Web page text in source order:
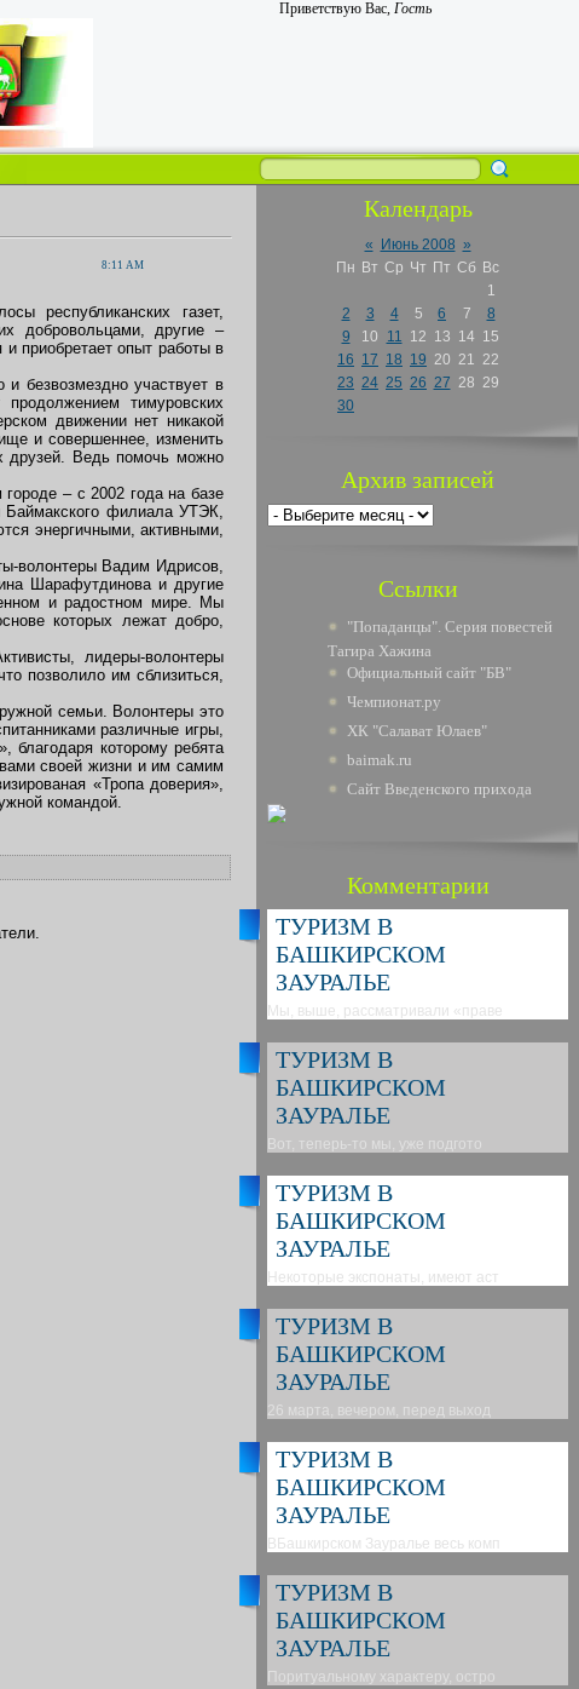
Приветствую Вас, Гость
8:11 AM
республиканских газет,
добровольцами, другие –
приобретает опыт работы в
безвозмездно участвует в
тимуровских
движении нет никакой
и совершеннее, изменить
друзей. Ведь помочь можно
– с 2002 года на базе
филиала УТЭК,
энергичными, активными,
волонтеры Вадим Идрисов,
Шарафутдинова и другие
и радостном мире. Мы
которых лежат добро,
лидеры-волонтеры
позволило им сблизиться,
семьи. Волонтеры это
различные игры,
благодаря которому ребята
своей жизни и им самим
«Тропа доверия»,
командой.
Календарь
« Июнь 2008 »
Пн Вт Ср Чт Пт Сб Вс
1
2
3 4 5 6 7
8
9
10 11 12 13 14 15
16 17 18 19 20 21 22
23 24 25 26 27 28 29
30
Архив записей
Ссылки
"Попаданцы". Серия повестей
Тагира Хажина
Официальный сайт "БВ"
Чемпионат.ру
ХК "Салават Юлаев"
baimak.ru
Сайт Введенского прихода
Комментарии
ТУРИЗМ В
БАШКИРСКОМ
ЗАУРАЛЬЕ
Мы, выше, рассматривали «праве
ТУРИЗМ В
БАШКИРСКОМ
ЗАУРАЛЬЕ
Вот, теперь-то мы, уже подгото
ТУРИЗМ В
БАШКИРСКОМ
ЗАУРАЛЬЕ
Некоторые экспонаты, имеют аст
ТУРИЗМ В
БАШКИРСКОМ
ЗАУРАЛЬЕ
26 марта, вечером, перед выход
ТУРИЗМ В
БАШКИРСКОМ
ЗАУРАЛЬЕ
ВБашкирском Зауралье весь комп
ТУРИЗМ В
БАШКИРСКОМ
ЗАУРАЛЬЕ
Поритуальному характеру, остро